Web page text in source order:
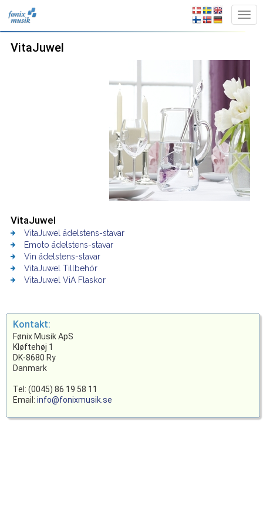
VitaJuwel
VitaJuwel
VitaJuwel ädelstens-stavar
Emoto ädelstens-stavar
Vin ädelstens-stavar
VitaJuwel Tillbehör
VitaJuwel ViA Flaskor
Kontakt:
Fønix Musik ApS
Kløftehøj 1
DK-8680 Ry
Danmark
Tel: (0045) 86 19 58 11
Email: info@fonixmusik.se